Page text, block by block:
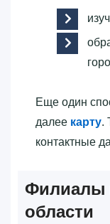
Еще один
далее карту.
контактные
Филиалы
области